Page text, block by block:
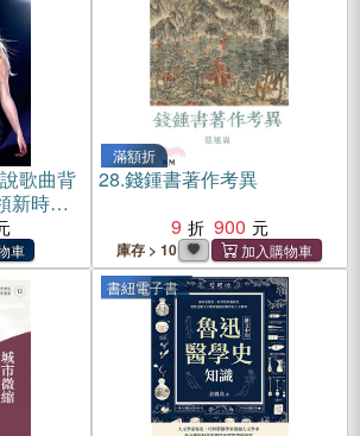
歌曲背
新時代
滿額折
28.錢鍾書著作考異
9
900
庫存 > 10
書紐電子書